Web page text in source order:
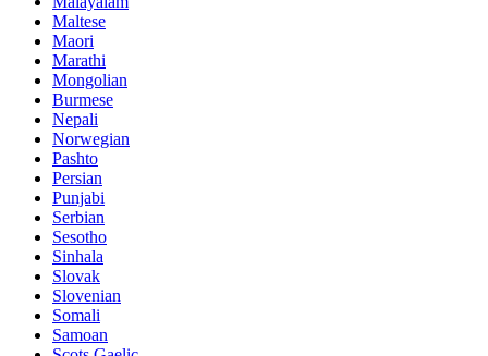
Maltese
Maori
Marathi
Mongolian
Burmese
Nepali
Norwegian
Pashto
Persian
Punjabi
Serbian
Sesotho
Sinhala
Slovak
Slovenian
Somali
Samoan